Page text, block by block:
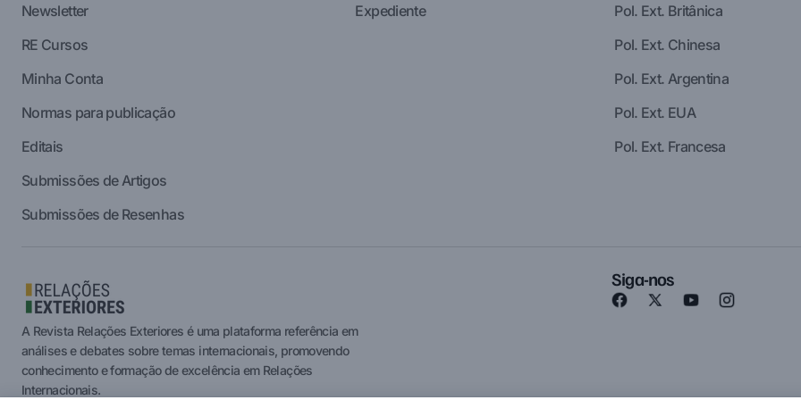
A Revista Relações Exteriores é uma plataforma referência em
análises e debates sobre temas internacionais, promovendo
conhecimento e formação de excelência em Relações
Internacionais.
Newsletter
RE Cursos
Minha Conta
Normas para publicação
Editais
Submissões de Artigos
Submissões de Resenhas
Expediente
Pol. Ext. Britânica
Pol. Ext. Chinesa
Pol. Ext. Argentina
Pol. Ext. EUA
Pol. Ext. Francesa
Siga-nos